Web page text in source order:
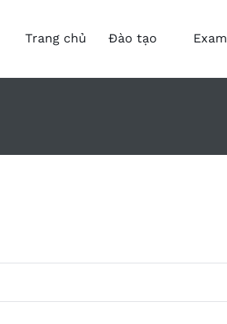
Trang chủ Đào tạo Exam